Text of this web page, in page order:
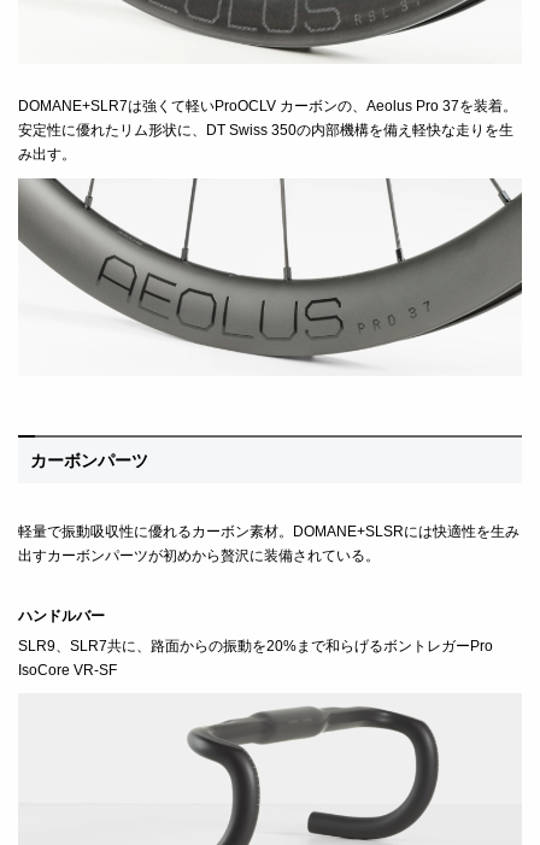
DOMANE+SLR7は強くて軽いProOCLV カーボンの、Aeolus Pro 37を装着。
安定性に優れたリム形状に、DT Swiss 350の内部機構を備え軽快な走りを生
み出す。
カーボンパーツ
軽量で振動吸収性に優れるカーボン素材。DOMANE+SLSRには快適性を生み
出すカーボンパーツが初めから贅沢に装備されている。
ハンドルバー
SLR9、SLR7共に、 路面からの振動を20%まで和らげるボントレガーPro
IsoCore VR-SF